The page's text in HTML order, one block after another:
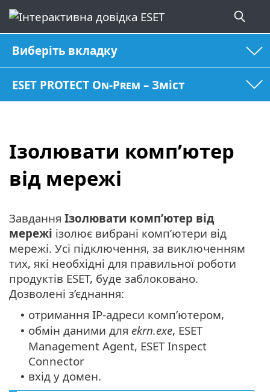
Виберіть вкладку
ESET PROTECT On-Prem – Зміст
Ізолювати комп’ютер
від мережі
Завдання Ізолювати комп’ютер від
мережі ізолює вибрані комп’ютери від
мережі. Усі підключення, за виключенням
тих, які необхідні для правильної роботи
продуктів ESET, буде заблоковано.
Дозволені з’єднання:
• отримання IP-адреси комп’ютером,
• обмін даними для ekrn.exe, ESET
Management Agent, ESET Inspect
Connector
• вхід у домен.